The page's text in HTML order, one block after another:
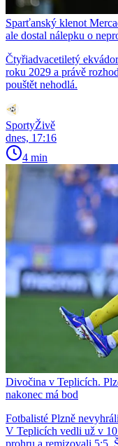
Sparťanský klenot
ale dostal nálepku o
Čtyřiadvacetiletý
roku 2029 a právě
pouštět nehodlá.
SportyŽivě
dnes, 17:16
4 min
Divočina v Teplicích.
nakonec má bod
Fotbalisté Plzně
V Teplicích vedli už v